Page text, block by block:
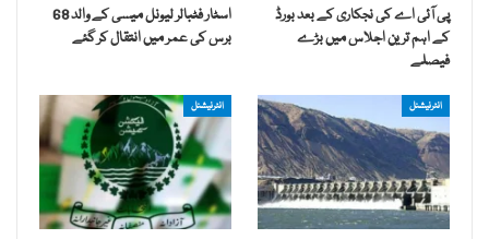
پی آئی اے کی نجکاری کے بعد بورڈ
کے اہم ترین اجلاس میں بڑے
فیصلے
اسٹار فٹبالر لیونل میسی کے والد 68
برس کی عمر میں انتقال کر گئے
انٹرنیشنل انٹرنیشنل